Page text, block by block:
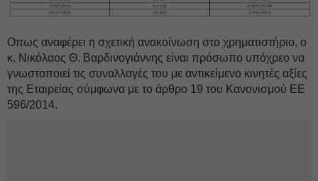
Οπως αναφέρει η σχετική ανακοίνωση στο χρηματιστήριο, ο
κ. Νικόλαος Θ. Βαρδινογιάννης είναι πρόσωπο υπόχρεο να
γνωστοποιεί τις συναλλαγές του με αντικείμενο κινητές αξίες
της Εταιρείας σύμφωνα με το άρθρο 19 του Κανονισμού ΕΕ
596/2014.